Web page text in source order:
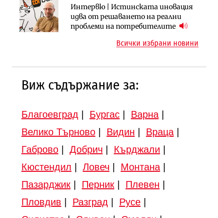
Интервю | Истинската иновация
идва от решаването на реални
проблеми на потребителите
Инфраструктура
АПИ възложи промяната на
парцеларния план за
Инфраструктура
Вторият мост над Варненското
езеро става част от бъдещата
Всички избрани новини
Виж съдържание за:
Благоевград Бургас| Варна|
Велико Търново| Видин Враца|
Габрово| Добрич Кърджали
Кюстендил
Ловеч Монтана|
Пазарджик| Перник| Плевен
Пловдив
Разград Русе|